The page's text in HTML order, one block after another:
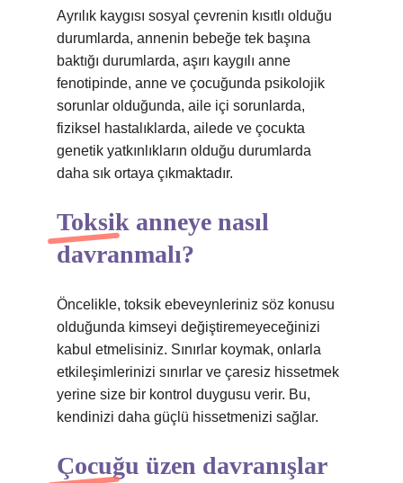
Ayrılık kaygısı sosyal çevrenin kısıtlı olduğu
durumlarda, annenin bebeğe tek başına
baktığı durumlarda, aşırı kaygılı anne
fenotipinde, anne ve çocuğunda psikolojik
sorunlar olduğunda, aile içi sorunlarda,
fiziksel hastalıklarda, ailede ve çocukta
genetik yatkınlıkların olduğu durumlarda
daha sık ortaya çıkmaktadır.
Toksik anneye nasıl
davranmalı?
Öncelikle, toksik ebeveynleriniz söz konusu
olduğunda kimseyi değiştiremeyeceğinizi
kabul etmelisiniz. Sınırlar koymak, onlarla
etkileşimlerinizi sınırlar ve çaresiz hissetmek
yerine size bir kontrol duygusu verir. Bu,
kendinizi daha güçlü hissetmenizi sağlar.
Çocuğu üzen davranışlar